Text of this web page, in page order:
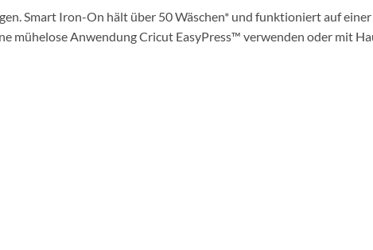
Smart Iron-On hält über 50 Wäschen* und funktioniert auf
mühelose Anwendung Cricut EasyPress™ verwenden oder mit